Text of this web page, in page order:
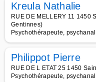
Kreula Nathalie
RUE DE MELLERY 11 1450
Gentinnes)
Psychothérapeute,
Philippot Pierre
RUE DE L ETAT 25 1450
Psychothérapeute,